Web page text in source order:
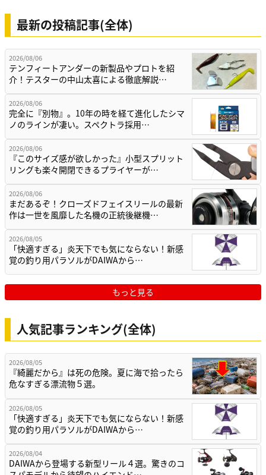
最新の投稿記事(全体)
2026/08/06
テンフィートアンダーの新製品やプロトを紹
介！テスターの中山太喜による徹底解説…
2026/08/06
完全に『別物』。10年の時を経て進化したシマ
ノのラインが凄い。スペクトラ採用…
2026/08/06
『このサイズ感が欲しかった』小型スプリット
リングも楽々開閉できるプライヤーが…
2026/08/06
まだあるぞ！クローズドフェイスリールの最新
作は一世を風靡した名機の正統後継機…
2026/08/05
「快適すぎる」炎天下でも気にならない！新感
覚の釣り用パラソルがDAIWAから…
もっと見る
人気記事ランキング(全体)
2026/08/05
『綺麗だから』は死の危険。夏に海で拾ったら
危なすぎる漂流物５選。
2026/08/05
「快適すぎる」炎天下でも気にならない！新感
覚の釣り用パラソルがDAIWAから…
2026/08/04
DAIWAから登場する新型リール４選。驚きのコ